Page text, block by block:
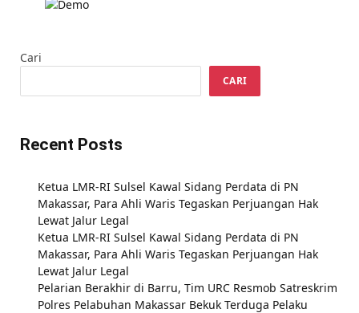
Cari
CARI
Recent Posts
Ketua LMR-RI Sulsel Kawal Sidang Perdata di PN
Makassar, Para Ahli Waris Tegaskan Perjuangan Hak
Lewat Jalur Legal
Ketua LMR-RI Sulsel Kawal Sidang Perdata di PN
Makassar, Para Ahli Waris Tegaskan Perjuangan Hak
Lewat Jalur Legal
Pelarian Berakhir di Barru, Tim URC Resmob Satreskrim
Polres Pelabuhan Makassar Bekuk Terduga Pelaku